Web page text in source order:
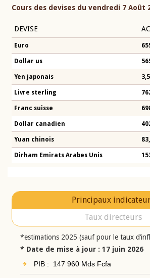
Cours des devises du vendredi 7 Août
DEVISE
Euro
Dollar us
Yen japonais
Livre sterling
Franc suisse
Dollar canadien
Yuan chinois
Dirham Emirats Arabes Unis
Principaux
Taux directeurs
*estimations 2025 (sauf pour le taux
* Date de mise à jour : 17 juin 2026
PIB : 147 960 Mds Fcfa